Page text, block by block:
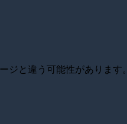
ジと違う可能性があります